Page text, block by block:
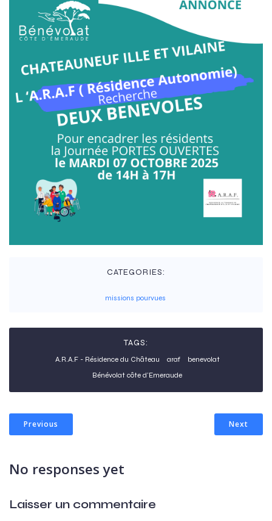
CATEGORIES:
missions pourvues
TAGS:
A.R.A.F - Résidence du Château araf
benevolat
Bénévolat côte d'Emeraude
Previous Next
No responses yet
Laisser un commentaire